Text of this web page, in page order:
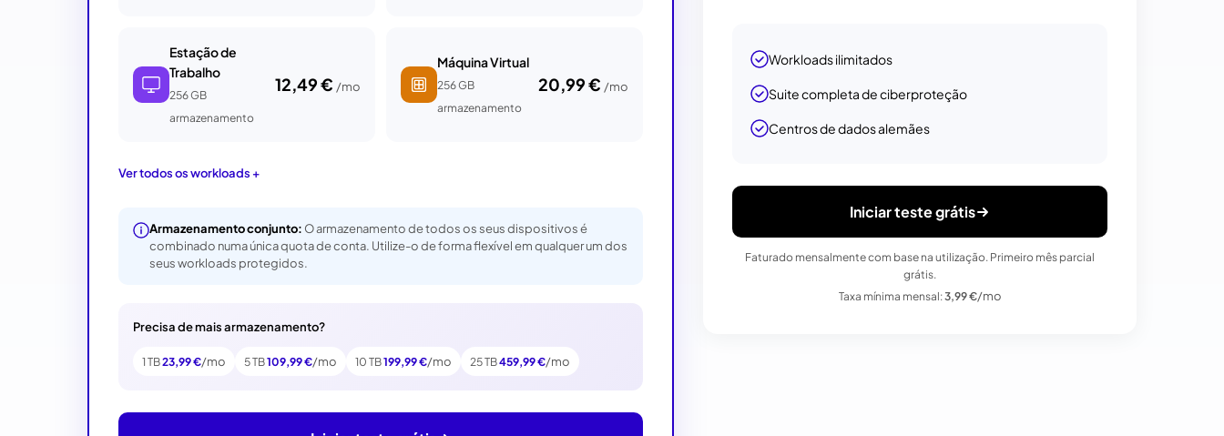
Estação de
Trabalho
256 GB
armazenamento
12,49 € /mo
Máquina Virtual
256 GB
armazenamento
20,99 € /mo
Ver todos os workloads
Armazenamento conjunto: O armazenamento de todos os seus dispositivos é
combinado numa única quota de conta. Utilize-o de forma flexível em qualquer um dos
seus workloads protegidos.
Precisa de mais armazenamento?
1 TB23,99 €/mo 5 TB109,99 €/mo 10 TB199,99 €/mo 25 TB459,99 €/mo
Workloads ilimitados
Suite completa de ciberproteção
Centros de dados alemães
Iniciar teste grátis
Faturado mensalmente com base na utilização. Primeiro mês parcial
grátis.
Taxa mínima mensal:3,99 €/mo